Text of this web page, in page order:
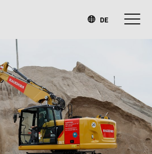
DE